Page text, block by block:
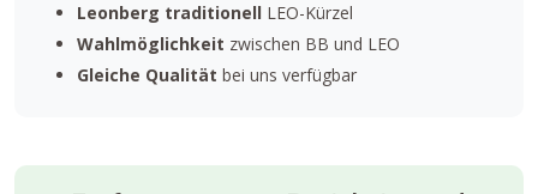
Leonberg traditionell LEO-Kürzel
Wahlmöglichkeit zwischen BB und LEO
Gleiche Qualität bei uns verfügbar